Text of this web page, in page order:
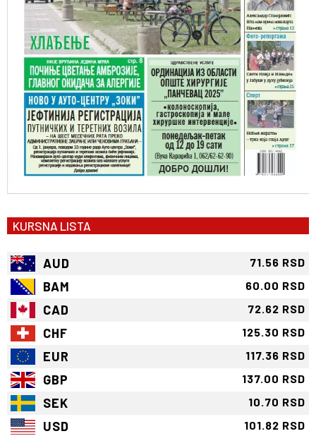
KURSNA LISTA
AUD 71.56 RSD
BAM 60.00 RSD
CAD 72.62 RSD
CHF 125.30 RSD
EUR 117.36 RSD
GBP 137.00 RSD
SEK 10.70 RSD
USD 101.82 RSD